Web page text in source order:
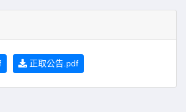
正取公告.pdf